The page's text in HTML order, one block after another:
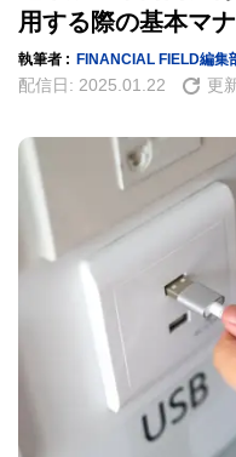
用する際の基本マナ
執筆者 : FINANCIAL FIELD編集
配信日: 2025.01.22 更